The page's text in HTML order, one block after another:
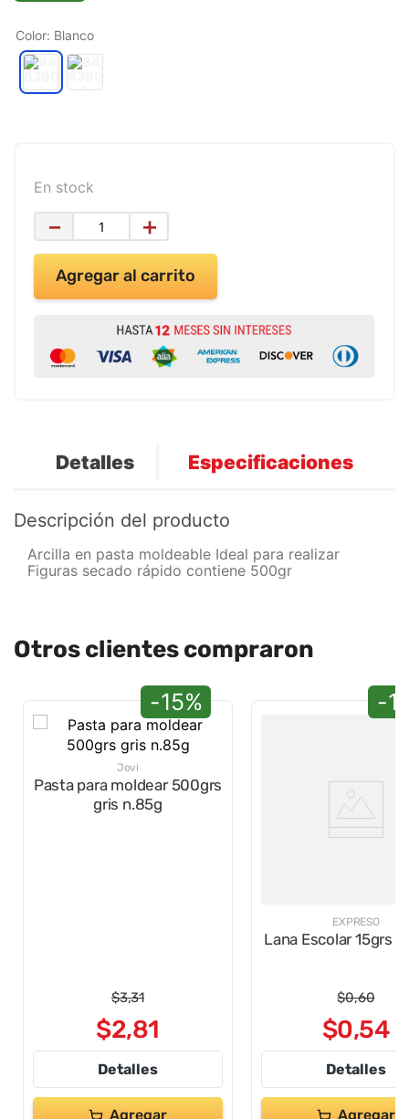
Color: Blanco
En stock
＋
－
Agregar al carrito
Detalles Especificaciones
Descripción del producto
Arcilla en pasta moldeable Ideal para realizar
Figuras secado rápido contiene 500gr
Otros clientes compraron
-15%
Jovi
Pasta para moldear 500grs
gris n.85g
$3,31
$2,81
Detalles
Agregar
-
EXPRESO
Lana Escolar 15grs
$0,60
$0,54
Detalles
Agregar